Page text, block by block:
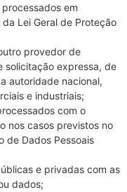
em
Lei Geral de Proteção
provedor de
solicitação expressa, de
autoridade nacional,
e industriais;
com o
nos casos previstos no
de Dados Pessoais
e privadas com as
dados;